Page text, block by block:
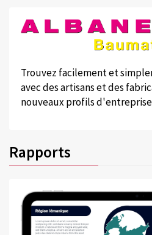
Trouvez facilement et
avec des artisans et des
nouveaux profils
Rapports